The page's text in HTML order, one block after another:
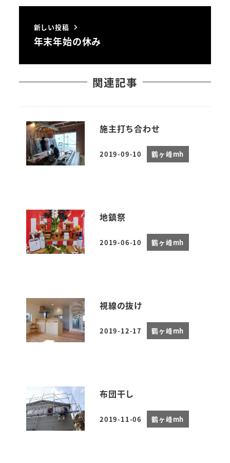
新しい投稿
年末年始の休み
関連記事
施主打ち合わせ
投稿日
2019-09-10 鶴ヶ峰mh
地鎮祭
投稿日
2019-06-10 鶴ヶ峰mh
視線の抜け
投稿日
2019-12-17 鶴ヶ峰mh
布団干し
投稿日
2019-11-06 鶴ヶ峰mh